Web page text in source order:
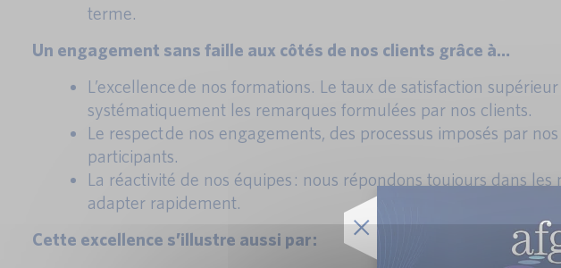
terme.
Un engagement sans faille aux côtés de nos clients grâce à…
L’excellence de nos formations. Le taux de satisfaction
systématiquement les remarques formulées par nos clients.
Le respect de nos engagements, des processus imposés par
participants.
La réactivité de nos équipes : nous répondons toujours dans
adapter rapidement.
Cette excellence s’illustre aussi par :